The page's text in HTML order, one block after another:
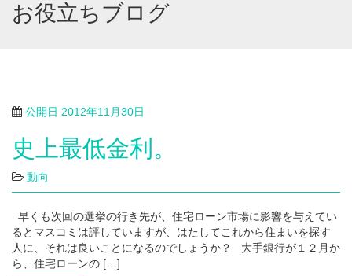
お役立ちブログ
公開日 2012年11月30日
史上最低金利。
動向
早くも次回の選挙の行き先が、住宅ローン市場に影響を与えてい
るとマスコミは評していますが、はたしてこれから住まいを探す
人に、それは良いことになるのでしょうか？ 大手銀行が１２月か
ら、住宅ローンの […]